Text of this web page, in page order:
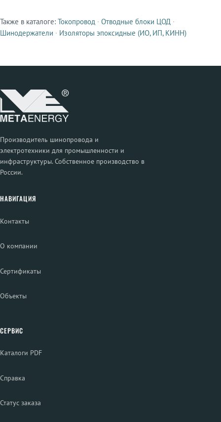
Смежные продукты
Также в каталоге: Токопровод · Отводные блоки ЦОД ·
Шинодержатели · Изоляторы эпоксидные (ИО, ИП, КИНН)
Производитель шинопровода и
электротехники для промышленности и
инфраструктуры. Собственное производство в
России.
НАВИГАЦИЯ
Контакты
О компании
Сертификаты
Объекты
СЕРВИС
Каталоги PDF
Справка
Статус заказа